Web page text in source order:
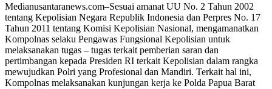
Medianusantaranews.com–Sesuai amanat UU No. 2 Tahun 2002
tentang Kepolisian Negara Republik Indonesia dan Perpres No. 17
Tahun 2011 tentang Komisi Kepolisian Nasional, mengamanatkan
Kompolnas selaku Pengawas Fungsional Kepolisian untuk
melaksanakan tugas – tugas terkait pemberian saran dan
pertimbangan kepada Presiden RI terkait Kepolisian dalam rangka
mewujudkan Polri yang Profesional dan Mandiri. Terkait hal ini,
Kompolnas melaksanakan kunjungan kerja ke Polda Papua Barat